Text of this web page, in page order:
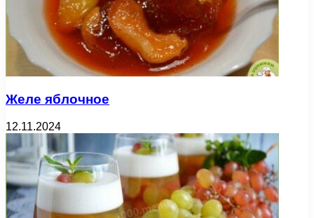
Желе яблочное
12.11.2024